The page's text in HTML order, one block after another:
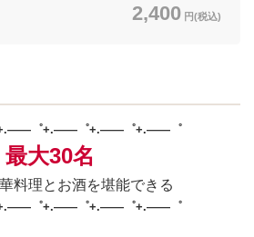
2,400 円(税込)
゜+.――゜+.――゜+.――゜
最大30名
料理とお酒を堪能できる
゜+.――゜+.――゜+.――゜